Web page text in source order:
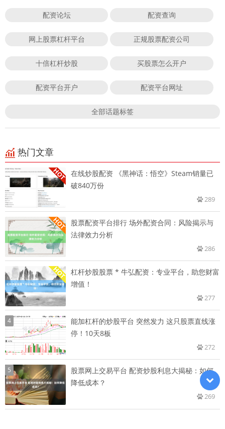
配资论坛 配资查询
网上股票杠杆平台 正规股票配资公司
十倍杠杆炒股 买股票怎么开户
配资平台开户 配资平台网址
全部话题标签
热门文章
在线炒股配资 《黑神话：悟空》Steam销量已
破840万份
289
股票配资平台排行 场外配资合同：风险揭示与
法律效力分析
286
杠杆炒股股票 * 牛弘配资：专业平台，助您财富
增值！
277
4
能加杠杆的炒股平台 突然发力 这只股票直线涨
停！10天8板
272
5
股票网上交易平台 配资炒股利息大揭秘：如何
降低成本？
269